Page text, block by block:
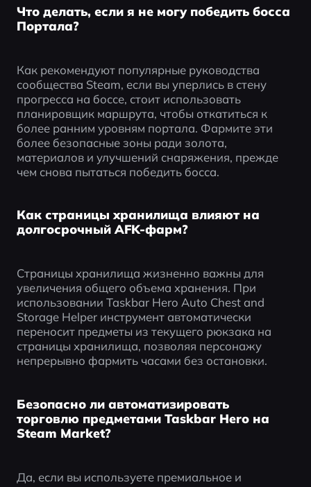
Что делать, если я не могу победить босса
Портала?
Как рекомендуют популярные руководства
сообщества Steam, если вы уперлись в стену
прогресса на боссе, стоит использовать
планировщик маршрута, чтобы откатиться к
более ранним уровням портала. Фармите эти
более безопасные зоны ради золота,
материалов и улучшений снаряжения, прежде
чем снова пытаться победить босса.
Как страницы хранилища влияют на
долгосрочный AFK-фарм?
Страницы хранилища жизненно важны для
увеличения общего объема хранения. При
использовании Taskbar Hero Auto Chest and
Storage Helper инструмент автоматически
переносит предметы из текущего рюкзака на
страницы хранилища, позволяя персонажу
непрерывно фармить часами без остановки.
Безопасно ли автоматизировать
торговлю предметами Taskbar Hero на
Steam Market?
Да, если вы используете премиальное и